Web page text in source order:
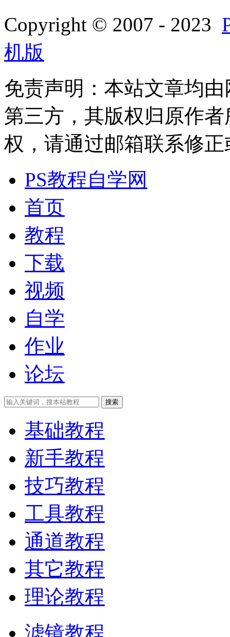
Copyright © 2007 - 2023
机版
免责声明：本站文章均
第三方，其版权归原作
权，请通过邮箱联系修正
PS教程自学网
首页
教程
下载
视频
自学
作业
论坛
搜索
基础教程
新手教程
技巧教程
工具教程
通道教程
其它教程
理论教程